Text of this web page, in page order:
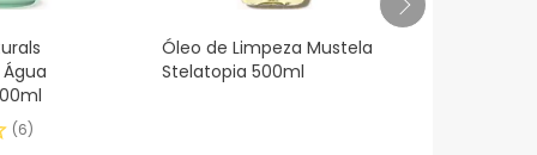
(6)
Óleo de Limpeza Mustela
Stelatopia 500ml